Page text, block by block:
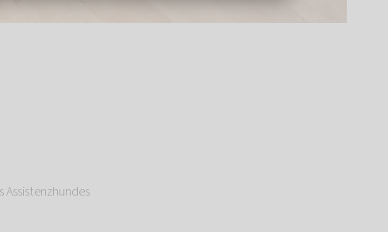
Assistenzhundes